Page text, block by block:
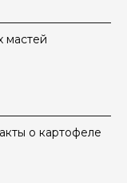
мастей
о картофеле